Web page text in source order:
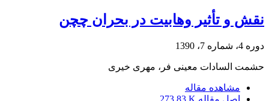
نقش و تأثیر وهابیت در بحران چچن
دوره 4، شماره 7، 1390
حشمت السادات معینی فر، مهری خیری
مشاهده مقاله